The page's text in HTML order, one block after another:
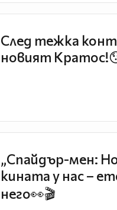
След тежка
новият
„Спайдър-мен:
кината у нас –
него👀🎬